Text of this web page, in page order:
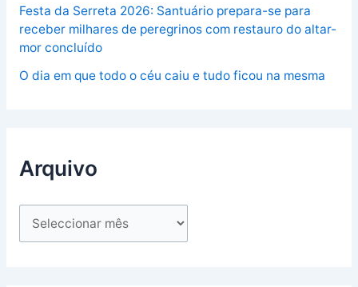
Festa da Serreta 2026: Santuário prepara-se para
receber milhares de peregrinos com restauro do altar-
mor concluído
O dia em que todo o céu caiu e tudo ficou na mesma
Arquivo